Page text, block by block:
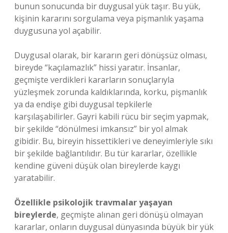
bunun sonucunda bir duygusal yük taşır. Bu yük,
kişinin kararını sorgulama veya pişmanlık yaşama
duygusuna yol açabilir.
Duygusal olarak, bir kararın geri dönüşsüz olması,
bireyde “kaçılamazlık” hissi yaratır. İnsanlar,
geçmişte verdikleri kararların sonuçlarıyla
yüzleşmek zorunda kaldıklarında, korku, pişmanlık
ya da endişe gibi duygusal tepkilerle
karşılaşabilirler. Gayri kabili rücu bir seçim yapmak,
bir şekilde “dönülmesi imkansız” bir yol almak
gibidir. Bu, bireyin hissettikleri ve deneyimleriyle sıkı
bir şekilde bağlantılıdır. Bu tür kararlar, özellikle
kendine güveni düşük olan bireylerde kaygı
yaratabilir.
Özellikle psikolojik travmalar yaşayan
bireylerde, geçmişte alınan geri dönüşü olmayan
kararlar, onların duygusal dünyasında büyük bir yük